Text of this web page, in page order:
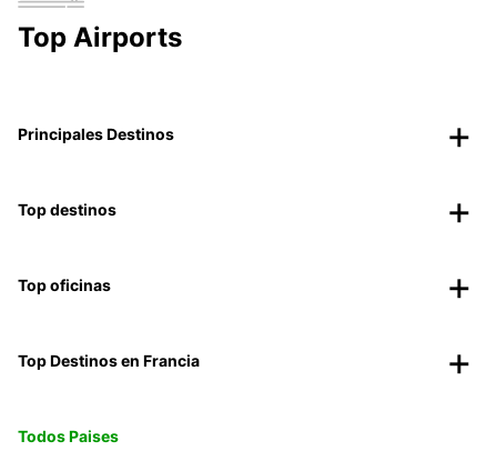
Top Airports
Principales Destinos
Top destinos
Top oficinas
Top Destinos en Francia
Todos Paises